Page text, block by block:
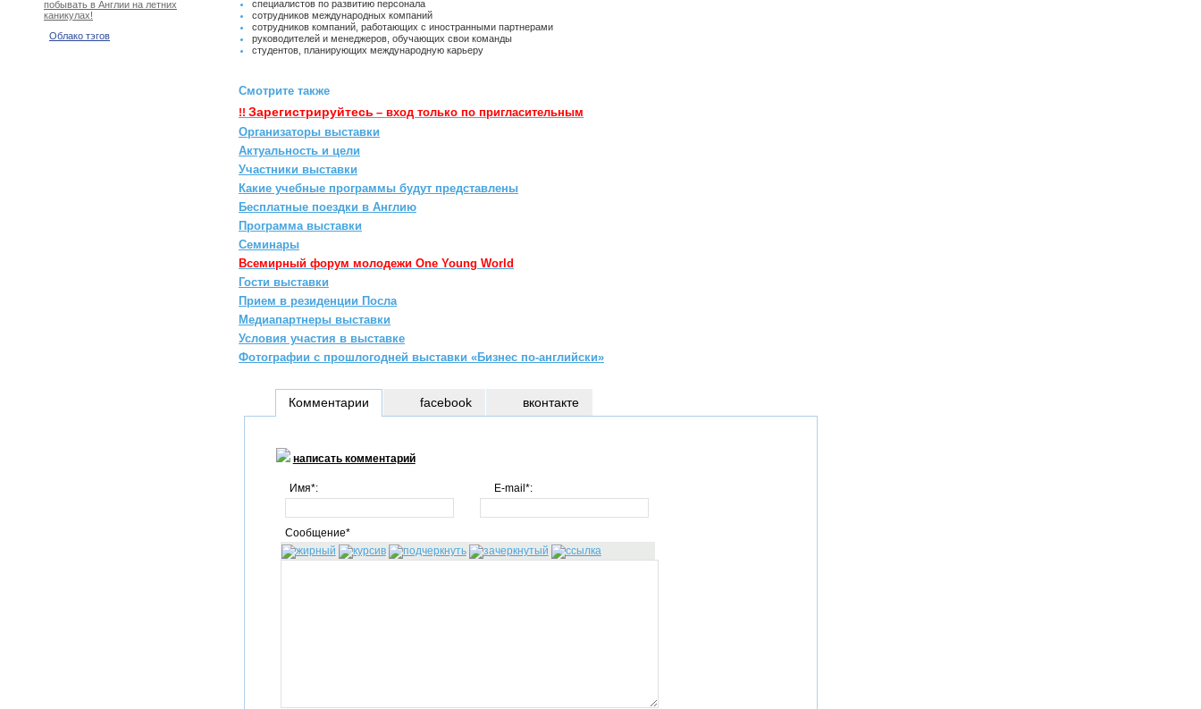
побывать в Англии на летних
каникулах!
Облако тэгов
специалистов по развитию персонала
сотрудников международных компаний
сотрудников компаний, работающих с иностранными партнерами
руководителей и менеджеров, обучающих свои команды
студентов, планирующих международную карьеру
Смотрите также
!! Зарегистрируйтесь – вход только по пригласительным
Организаторы выставки
Актуальность и цели
Участники выставки
Какие учебные программы будут представлены
Беcплатные поездки в Англию
Программа выставки
Семинары
Всемирный форум молодежи One Young World
Гости выставки
Прием в резиденции Посла
Медиапартнеры выставки
Условия участия в выставке
Фотографии с прошлогодней выставки «Бизнес по-английски»
Комментарии
написать комментарий
Имя*: E-mail*:
Сообщение*
facebook вконтакте